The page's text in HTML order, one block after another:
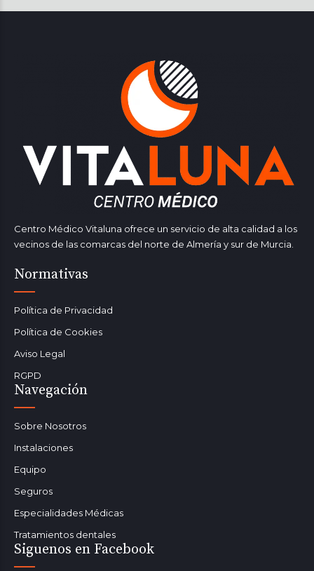
Centro Médico Vitaluna ofrece un servicio de alta calidad a los
vecinos de las comarcas del norte de Almería y sur de Murcia.
Normativas
Política de Privacidad
Política de Cookies
Aviso Legal
RGPD
Navegación
Sobre Nosotros
Instalaciones
Equipo
Seguros
Especialidades Médicas
Tratamientos dentales
Siguenos en Facebook